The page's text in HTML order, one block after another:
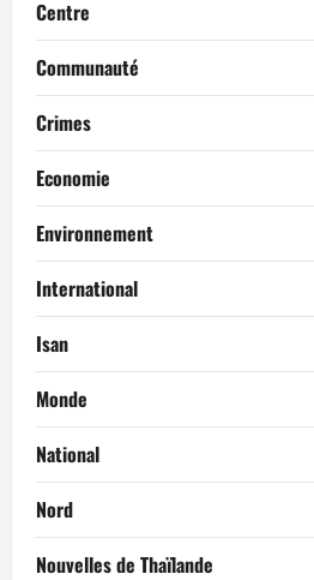
Centre
Communauté
Crimes
Economie
Environnement
International
Isan
Monde
National
Nord
Nouvelles de Thaïlande